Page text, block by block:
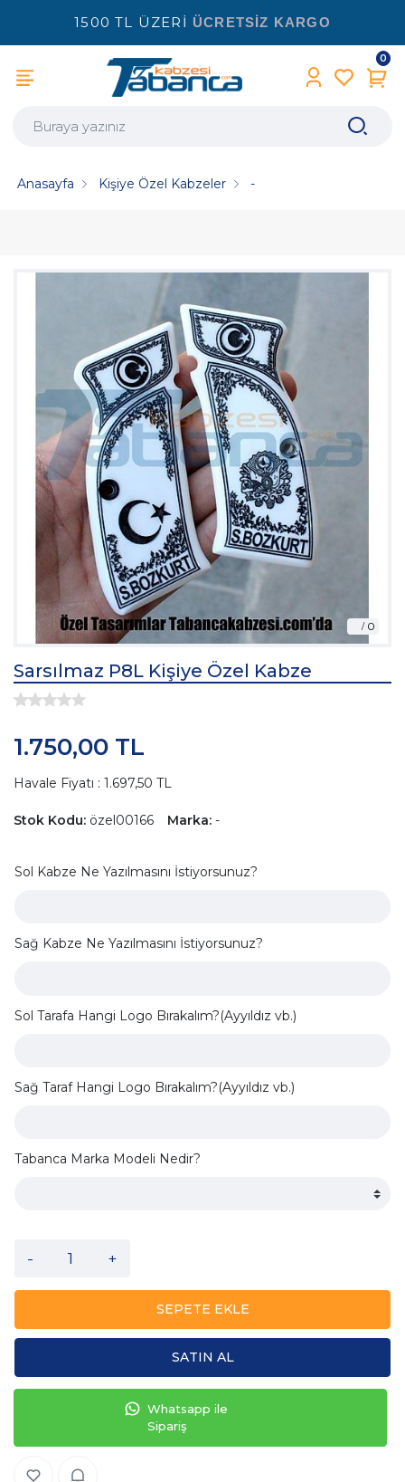
1500 TL ÜZERİ ÜCRETSİZ KARGO
0
Anasayfa Kişiye Özel Kabzeler -
Sarsılmaz P8L Kişiye Özel Kabze
1.750,00 TL
Havale Fiyatı : 1.697,50 TL
Stok Kodu: özel00166 Marka: -
Sol Kabze Ne Yazılmasını İstiyorsunuz?
Sağ Kabze Ne Yazılmasını İstiyorsunuz?
Sol Tarafa Hangi Logo Bırakalım?(Ayyıldız vb.)
Sağ Taraf Hangi Logo Bırakalım?(Ayyıldız vb.)
Tabanca Marka Modeli Nedir?
- +
SEPETE EKLE
SATIN AL
Whatsapp ile
Sipariş